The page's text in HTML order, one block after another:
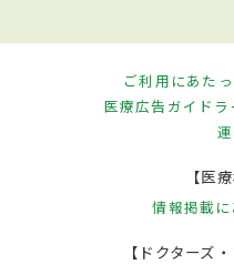
ご利用にあた
医療広告ガイド
【医
情報掲載に
【ドクターズ